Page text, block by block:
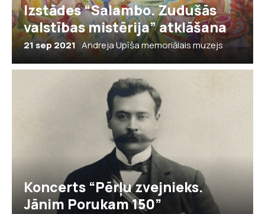
Izstādes “Salambo. Zudušās
valstības mistērija” atklāšana
21 sep 2021 Andreja Upīša memoriālais muzejs
Koncerts “Pērļu zvejnieks.
Jānim Porukam 150”